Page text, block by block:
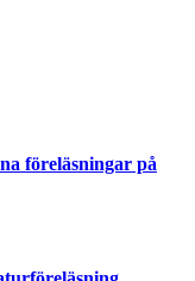
föreläsningar på